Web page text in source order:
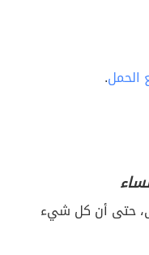
الحمل.
حتى أن كل شيء